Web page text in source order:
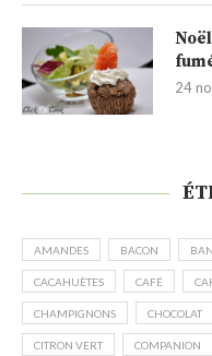
24
AMANDES BACON
CACAHUÈTES CAFÉ
CHAMPIGNONS CHOCOLAT
CITRON VERT COMPANION